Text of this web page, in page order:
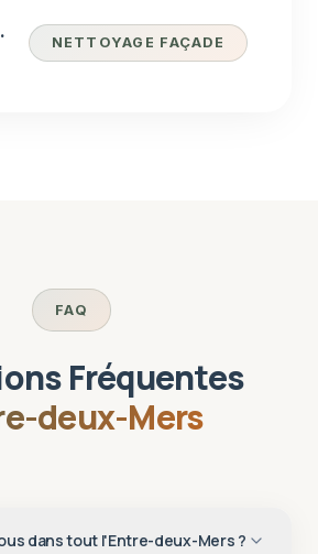
NETTOYAGE FAÇADE
FAQ
Fréquentes
deux-Mers
dans tout l'Entre-deux-Mers ?